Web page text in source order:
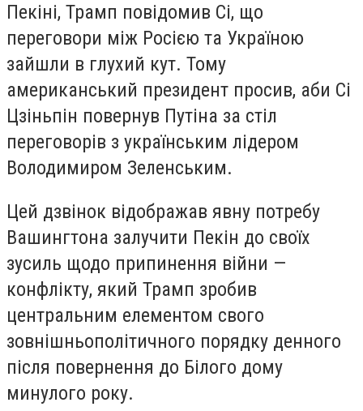
Пекіні, Трамп повідомив Сі, що
переговори між Росією та Україною
зайшли в глухий кут. Тому
американський президент просив, аби Сі
Цзіньпін повернув Путіна за стіл
переговорів з українським лідером
Володимиром Зеленським.
Цей дзвінок відображав явну потребу
Вашингтона залучити Пекін до своїх
зусиль щодо припинення війни —
конфлікту, який Трамп зробив
центральним елементом свого
зовнішньополітичного порядку денного
після повернення до Білого дому
минулого року.